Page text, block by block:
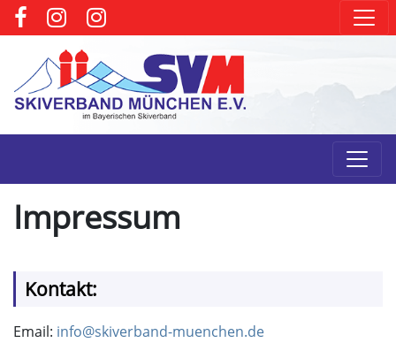
Impressum
Kontakt:
Email: info@skiverband-muenchen.de